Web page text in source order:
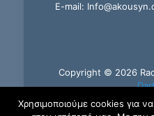
E-mail:
Copyright © 2026
Χρησιμοποιούμε cookies για